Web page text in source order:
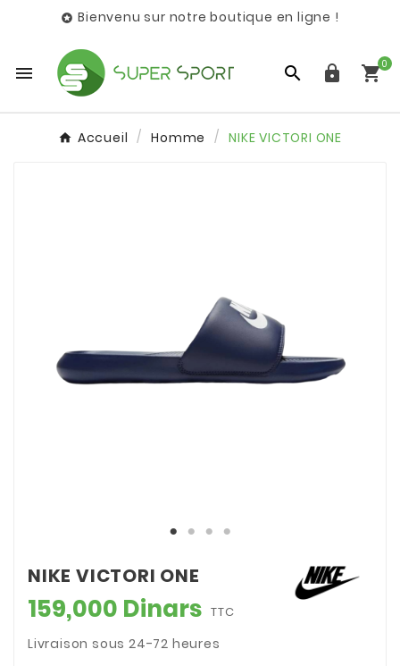
 Bienvenu sur notre boutique en ligne !
   0
Accueil Homme NIKE VICTORI ONE
NIKE VICTORI ONE
159,000 Dinars TTC
Livraison sous 24-72 heures